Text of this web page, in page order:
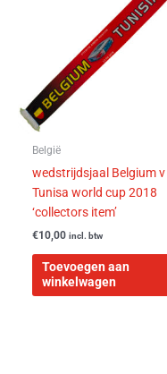
België
wedstrijdsjaal Belgium v
Tunisa world cup 2018
‘collectors item’
€10,00 incl. btw
Toevoegen aan
winkelwagen